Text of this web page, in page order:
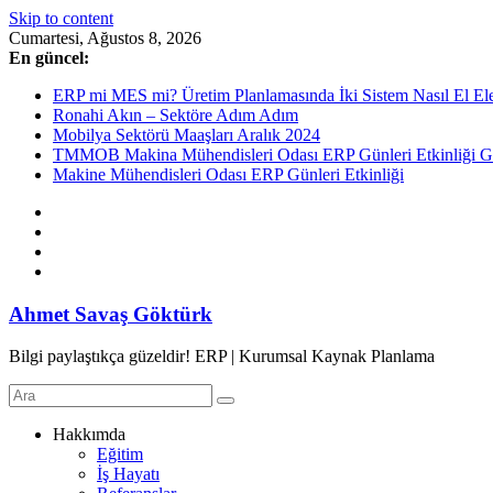
Skip to content
Cumartesi, Ağustos 8, 2026
En güncel:
ERP mi MES mi? Üretim Planlamasında İki Sistem Nasıl El Ele
Ronahi Akın – Sektöre Adım Adım
Mobilya Sektörü Maaşları Aralık 2024
TMMOB Makina Mühendisleri Odası ERP Günleri Etkinliği
Makine Mühendisleri Odası ERP Günleri Etkinliği
Ahmet Savaş Göktürk
Bilgi paylaştıkça güzeldir! ERP | Kurumsal Kaynak Planlama
Hakkımda
Eğitim
İş Hayatı